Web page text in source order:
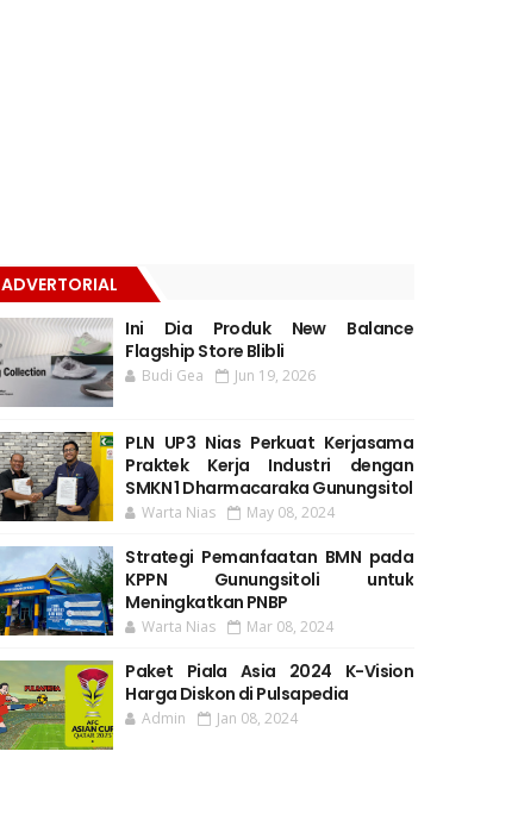
ADVERTORIAL
Ini Dia Produk New Balance
Flagship Store Blibli
Budi Gea Jun 19, 2026
PLN UP3 Nias Perkuat Kerjasama
Praktek Kerja Industri dengan
SMKN 1 Dharmacaraka Gunungsitol
Warta Nias May 08, 2024
Strategi Pemanfaatan BMN pada
KPPN Gunungsitoli untuk
Meningkatkan PNBP
Warta Nias Mar 08, 2024
Paket Piala Asia 2024 K-Vision
Harga Diskon di Pulsapedia
Admin Jan 08, 2024